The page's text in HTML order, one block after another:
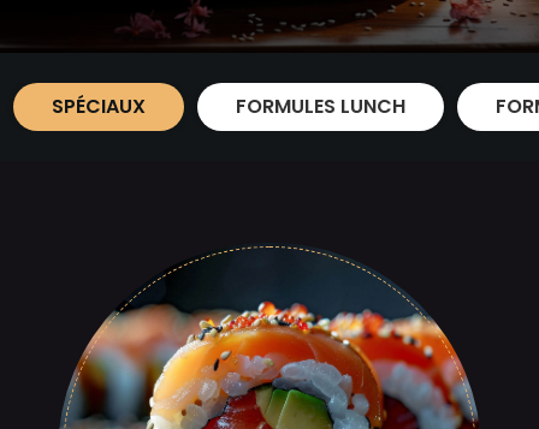
SPÉCIAUX FORMULES LUNCH